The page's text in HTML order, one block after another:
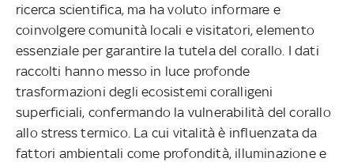
ricerca scientifica, ma ha voluto informare e
coinvolgere comunità locali e visitatori, elemento
essenziale per garantire la tutela del corallo. I dati
raccolti hanno messo in luce profonde
trasformazioni degli ecosistemi coralligeni
superficiali, confermando la vulnerabilità del corallo
allo stress termico. La cui vitalità è influenzata da
fattori ambientali come profondità, illuminazione e